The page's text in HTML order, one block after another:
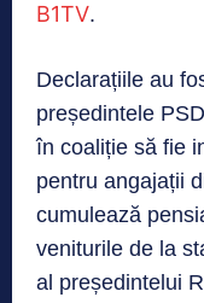
B1TV.
Declarațiile au
președintele
în coaliție să fie
pentru angajații
cumulează
veniturile de la
al președintelui